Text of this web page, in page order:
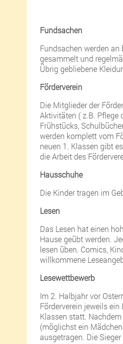
Fundsachen
Fundsachen werden
gesammelt und
Übrig gebliebene
Förderverein
Die Mitglieder der
Aktivitäten ( z.B. Pflege
Frühstücks,
werden komplett vom
neuen 1. Klassen gibt
die Arbeit des
Hausschuhe
Die Kinder tragen im
Lesen
Das Lesen hat einen
Hause geübt werden.
lesen üben. Comics,
willkommene
Lesewettbewerb
Im 2. Halbjahr vor
Förderverein jeweils
Klassen statt.
(möglichst ein
ausgetragen. Die